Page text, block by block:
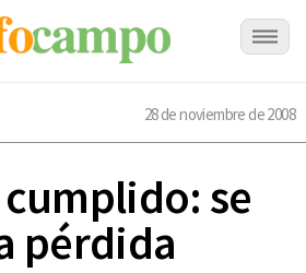
28 de noviembre de 2008
se
pérdida